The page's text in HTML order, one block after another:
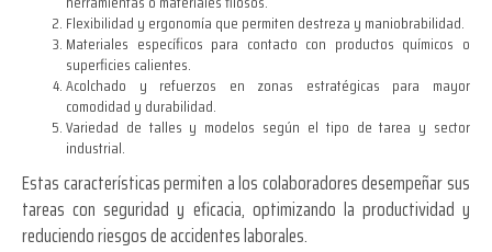
Flexibilidad y ergonomía que permiten destreza y maniobrabilidad.
Materiales específicos para contacto con productos químicos o
superficies calientes.
Acolchado y refuerzos en zonas estratégicas para mayor
comodidad y durabilidad.
Variedad de talles y modelos según el tipo de tarea y sector
industrial.
Estas características permiten a los colaboradores desempeñar sus
tareas con seguridad y eficacia, optimizando la productividad y
reduciendo riesgos de accidentes laborales.